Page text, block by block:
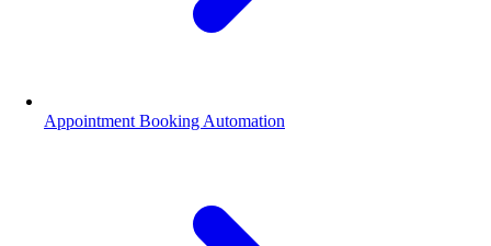
Appointment Booking Automation